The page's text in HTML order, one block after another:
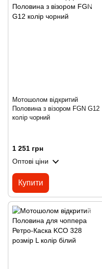
Мотошолом відкритий
Половина з візором FGN G12
колір чорний
1 251 грн
Оптові ціни
Купити